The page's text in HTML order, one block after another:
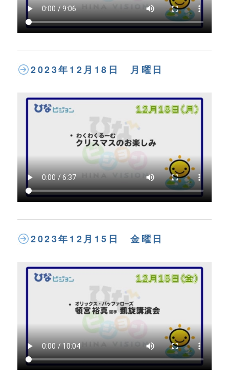
2023年12月18日 月曜日
2023年12月15日 金曜日